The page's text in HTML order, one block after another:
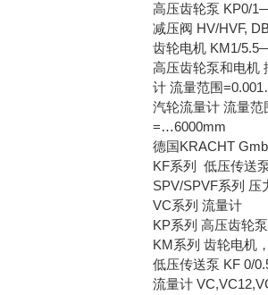
高压齿轮泵 KP0/
减压阀 HV/HVF,
齿轮电机 KM1/
高压齿轮泵和电机
计 流量范围
汽轮流量计 流量
=…6000mm
德国KRACHT
KF系列 低压传送
SPV/SPVF系列 压
VC系列 流量计
KP系列 高压齿轮泵
KM系列 齿轮电机
低压传送泵 KF 0/
流量计